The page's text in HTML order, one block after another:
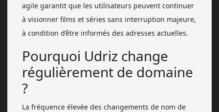
agile garantit que les utilisateurs peuvent continuer
à visionner films et séries sans interruption majeure,
à condition d’être informés des adresses actuelles.
Pourquoi Udriz change
régulièrement de domaine
?
La fréquence élevée des changements de nom de